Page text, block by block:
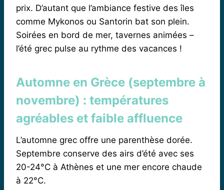
prix. D’autant que l’ambiance festive des îles
comme Mykonos ou Santorin bat son plein.
Soirées en bord de mer, tavernes animées –
l’été grec pulse au rythme des vacances !
Automne en Grèce (septembre à
novembre) : températures
agréables et faible affluence
L’automne grec offre une parenthèse dorée.
Septembre conserve des airs d’été avec ses
20-24°C à Athènes et une mer encore chaude
à 22°C.